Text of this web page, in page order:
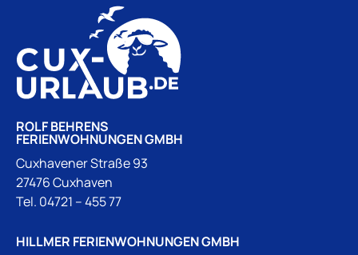
ROLF BEHRENS
FERIENWOHNUNGEN GMBH
Cuxhavener Straße 93
27476 Cuxhaven
Tel. 04721 – 455 77
HILLMER FERIENWOHNUNGEN GMBH